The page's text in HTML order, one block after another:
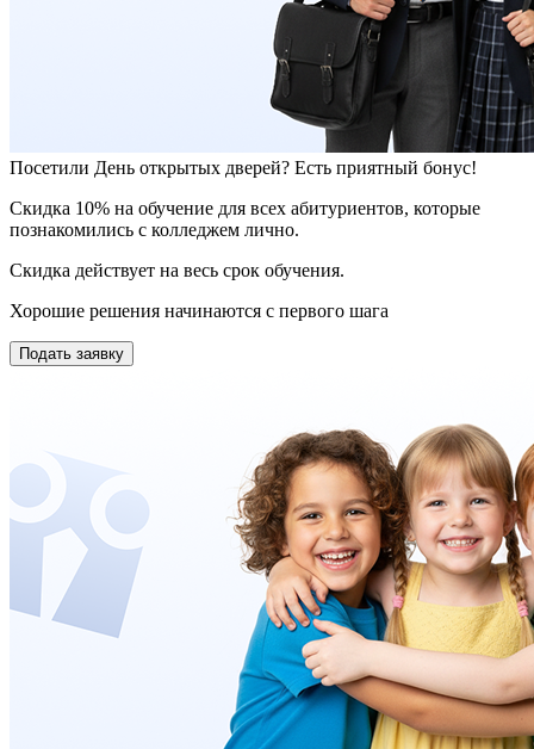
Посетили День открытых дверей? Есть приятный бонус!
Скидка 10% на обучение для всех абитуриентов, которые
познакомились с колледжем лично.
Скидка действует на весь срок обучения.
Хорошие решения начинаются с первого шага
Подать заявку